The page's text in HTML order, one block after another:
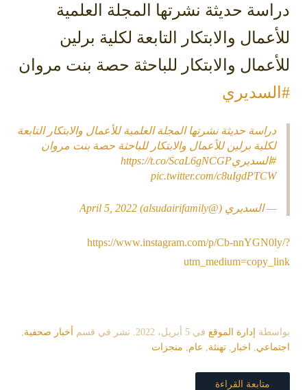
دراسة حديثة نشرتها المجلة العلمية
للأعمال والابتكار التابعة لكلية برلين
للأعمال والابتكار للباحثة حصة بنت مروان
#السديري
دراسة حديثة نشرتها المجلة العلمية للأعمال والابتكار التابعة
لكلية برلين للأعمال والابتكار للباحثة حصة بنت مروان
#السديريhttps://t.co/ScaL6gNCGP
pic.twitter.com/c8uIgdPTCW
— السديري (@alsudairifamily) April 5, 2022
https://www.instagram.com/p/Cb-nnYGN0ly/?
utm_medium=copy_link
بواسطة إدارة الموقع في 5 أبريل، 2022 . نشر في قسم أخبار صحفية
اجتماعي
اخبار تهنئة عام منجزات
متابعة القراءة